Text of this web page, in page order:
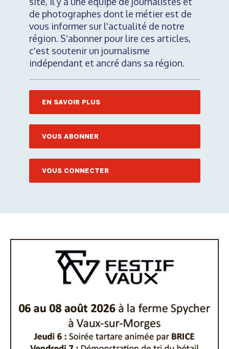
de photographes dont le métier est de
vous informer sur l'actualité de notre
région. S'abonner pour lire ces articles,
c'est soutenir un journalisme
indépendant et ancré dans sa région.
EN SAVOIR PLUS
VOUS ABONNER
VOUS CONNECTER